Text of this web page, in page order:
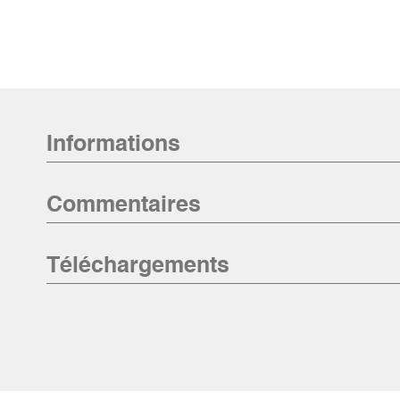
Informations
Commentaires
Téléchargements